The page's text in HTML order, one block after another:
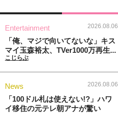
Entertainment 2026.08.06
「俺、マジで向いてないな」キス
マイ玉森裕太、TVer1000万再生...
こじらぶ
News 2026.08.06
「100ドル札は使えない!?」ハワ
イ移住の元テレ朝アナが驚い